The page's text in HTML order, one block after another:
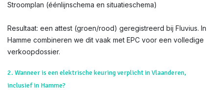
Stroomplan (éénlijnschema en situatieschema)
Resultaat: een attest (groen/rood) geregistreerd bij Fluvius. In
Hamme combineren we dit vaak met EPC voor een volledige
verkoopdossier.
2. Wanneer is een elektrische keuring verplicht in Vlaanderen,
inclusief in Hamme?